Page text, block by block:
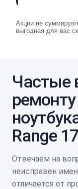
Акции не
выгодная для вас
Частые
Range
Отвечаем на
неисправен
отличается от